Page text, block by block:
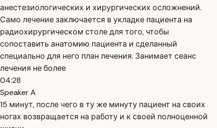
анестезиологических и хирургических осложнений.
Само лечение заключается в укладке пациента на
радиохирургическом столе для того, чтобы
сопоставить анатомию пациента и сделанный
специально для него план лечения. Занимает сеанс
лечения не более
04:28
Speaker A
15 минут, после чего в ту же минуту пациент на своих
ногах возвращается на работу и к своей полноценной